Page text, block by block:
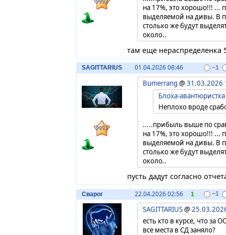
9993
на 17%, это хорошо!!! ...
выделяемой на дивы. В
столько же будут
около..
там еще нераспределенка
SAGITTARIUS 01.04.2026 08:46 −1
9993
Bumerrang @ 31.03.2026
Блоха-авантюристка
Неплохо вроде
.....прибыль выше по
на 17%, это хорошо!!! ...
выделяемой на дивы. В
столько же будут
около..
пусть дадут согласно
Сварог 22.04.2026 02:56 1 −1
SAGITTARIUS@
есть кто в курсе, что за
все места в СД заняло?